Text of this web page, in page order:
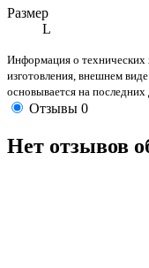
Размер
L
Информация о технических
изготовления, внешнем
основывается на
Отзывы 0
Нет отзывов